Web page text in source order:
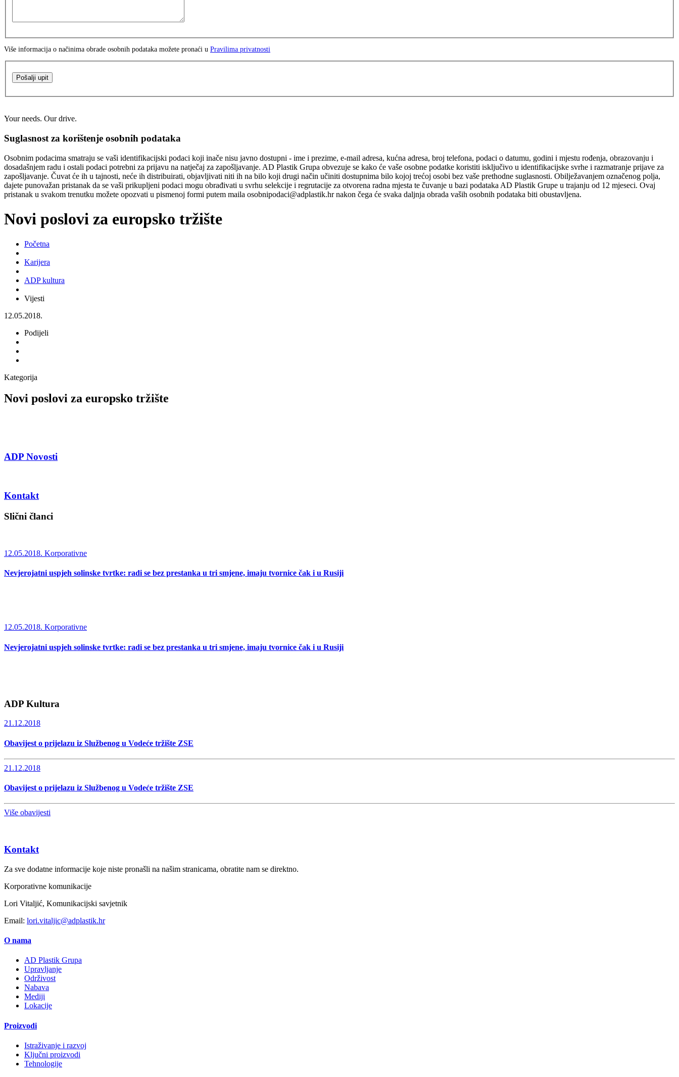
Više informacija o načinima obrade osobnih podataka možete pronaći u Pravilima privatnosti
Pošalji upit
Your needs. Our drive.
Suglasnost za korištenje osobnih podataka
Osobnim podacima smatraju se vaši identifikacijski podaci koji inače nisu javno dostupni - ime i prezime, e-mail adresa, kućna adresa, broj telefona, podaci o datumu, godini i mjestu rođenja, obrazovanju i
dosadašnjem radu i ostali podaci potrebni za prijavu na natječaj za zapošljavanje. AD Plastik Grupa obvezuje se kako će vaše osobne podatke koristiti isključivo u identifikacijske svrhe i razmatranje prijave za
zapošljavanje. Čuvat će ih u tajnosti, neće ih distribuirati, objavljivati niti ih na bilo koji drugi način učiniti dostupnima bilo kojoj trećoj osobi bez vaše prethodne suglasnosti. Obilježavanjem označenog polja,
dajete punovažan pristanak da se vaši prikupljeni podaci mogu obrađivati u svrhu selekcije i regrutacije za otvorena radna mjesta te čuvanje u bazi podataka AD Plastik Grupe u trajanju od 12 mjeseci. Ovaj
pristanak u svakom trenutku možete opozvati u pismenoj formi putem maila osobnipodaci@adplastik.hr nakon čega će svaka daljnja obrada vaših osobnih podataka biti obustavljena.
Novi poslovi za europsko tržište
Početna
Karijera
ADP kultura
Vijesti
12.05.2018.
Podijeli
Kategorija
Novi poslovi za europsko tržište
ADP Novosti
Kontakt
Slični članci
12.05.2018. Korporativne
Nevjerojatni uspjeh solinske tvrtke: radi se bez prestanka u tri smjene, imaju tvornice čak i u Rusiji
12.05.2018. Korporativne
Nevjerojatni uspjeh solinske tvrtke: radi se bez prestanka u tri smjene, imaju tvornice čak i u Rusiji
ADP Kultura
21.12.2018
Obavijest o prijelazu iz Službenog u Vodeće tržište ZSE
21.12.2018
Obavijest o prijelazu iz Službenog u Vodeće tržište ZSE
Više obavijesti
Kontakt
Za sve dodatne informacije koje niste pronašli na našim stranicama, obratite nam se direktno.
Korporativne komunikacije
Lori Vitaljić, Komunikacijski savjetnik
Email: lori.vitaljic@adplastik.hr
O nama
AD Plastik Grupa
Upravljanje
Održivost
Nabava
Mediji
Lokacije
Proizvodi
Istraživanje i razvoj
Ključni proizvodi
Tehnologije